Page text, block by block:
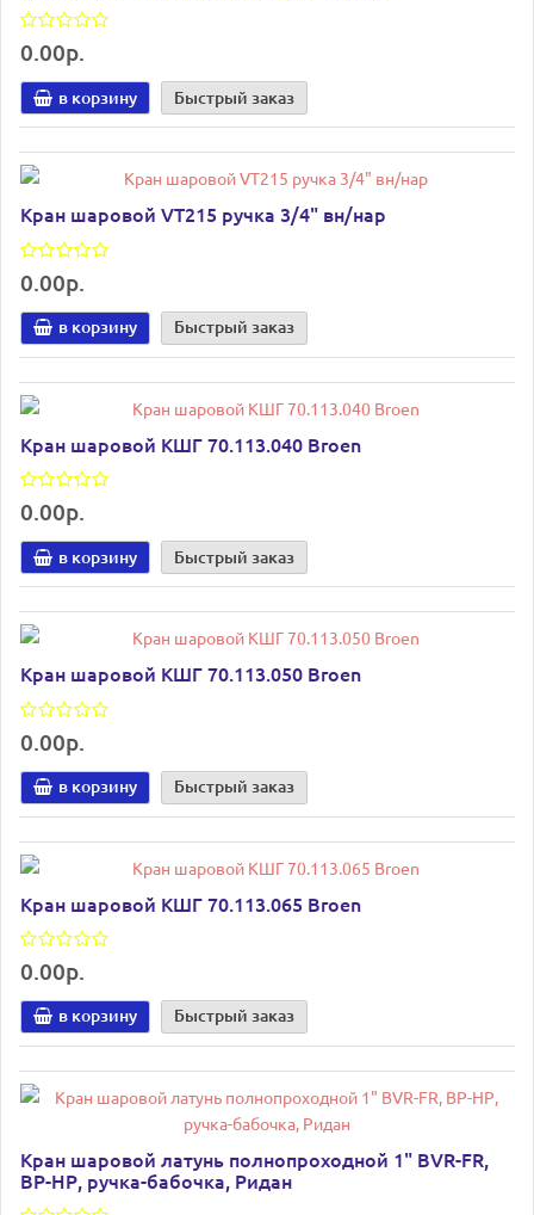
0.00р.
в корзину Быстрый заказ
Кран шаровой VT215 ручка 3/4" вн/нар
0.00р.
в корзину Быстрый заказ
Кран шаровой КШГ 70.113.040 Broen
0.00р.
в корзину Быстрый заказ
Кран шаровой КШГ 70.113.050 Broen
0.00р.
в корзину Быстрый заказ
Кран шаровой КШГ 70.113.065 Broen
0.00р.
в корзину Быстрый заказ
Кран шаровой латунь полнопроходной 1" BVR-FR,
ВР-НР, ручка-бабочка, Ридан